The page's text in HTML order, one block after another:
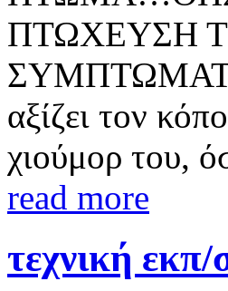
ΠΤΩΧΕΥΣΗ
αξίζει τον
χιούμορ του,
read more
τεχνική